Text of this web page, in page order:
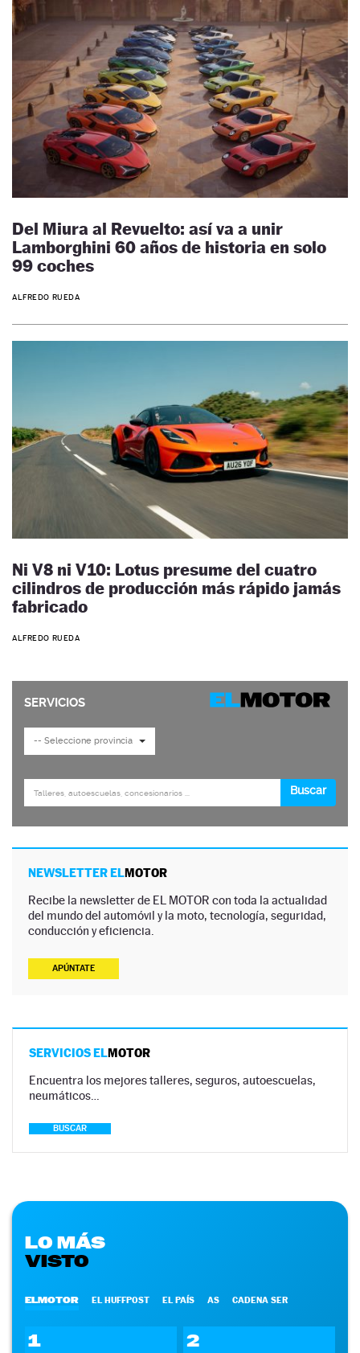
Del Miura al Revuelto: así va a unir
Lamborghini 60 años de historia en solo
99 coches
ALFREDO RUEDA
Ni V8 ni V10: Lotus presume del cuatro
cilindros de producción más rápido jamás
fabricado
ALFREDO RUEDA
NEWSLETTER ELMOTOR
Recibe la newsletter de EL MOTOR con toda la actualidad
del mundo del automóvil y la moto, tecnología, seguridad,
conducción y eficiencia.
APÚNTATE
SERVICIOS ELMOTOR
Encuentra los mejores talleres, seguros, autoescuelas,
neumáticos…
BUSCAR
LO MÁS
VISTO
ELMOTOR EL HUFFPOST EL PAÍS AS CADENA SER
1 2